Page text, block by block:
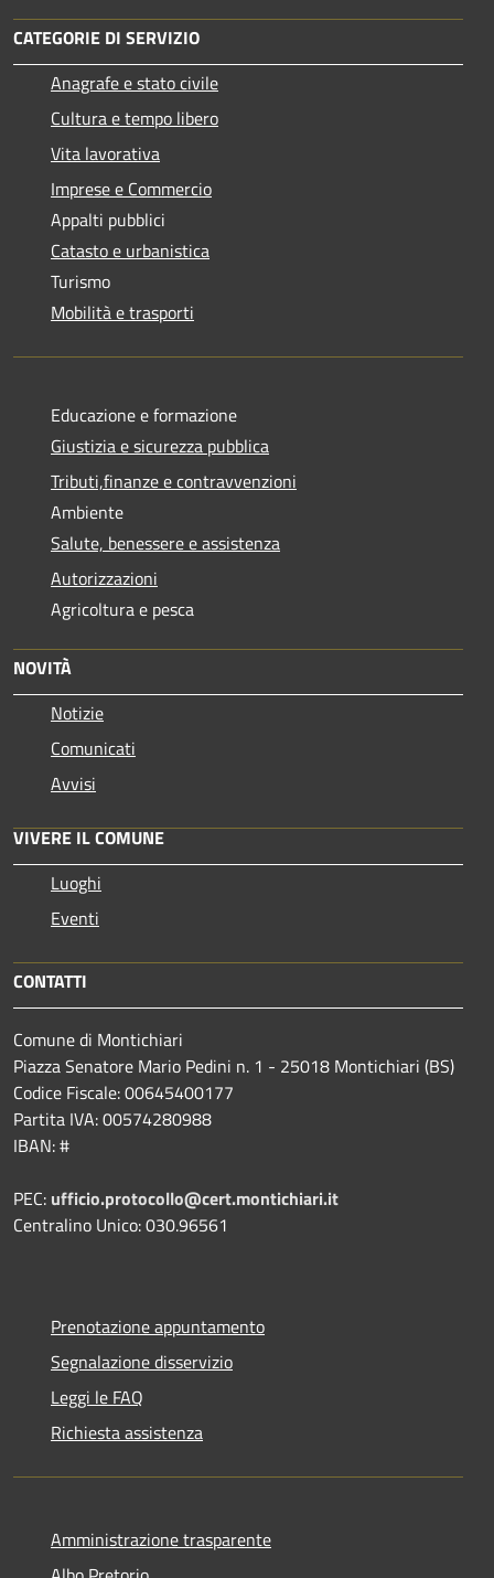
CATEGORIE DI SERVIZIO
Anagrafe e stato civile
Cultura e tempo libero
Vita lavorativa
Imprese e Commercio
Appalti pubblici
Catasto e urbanistica
Turismo
Mobilità e trasporti
Educazione e formazione
Giustizia e sicurezza pubblica
Tributi,finanze e contravvenzioni
Ambiente
Salute, benessere e assistenza
Autorizzazioni
Agricoltura e pesca
NOVITÀ
Notizie
Comunicati
Avvisi
VIVERE IL COMUNE
Luoghi
Eventi
CONTATTI
Comune di Montichiari
Piazza Senatore Mario Pedini n. 1 - 25018 Montichiari (BS)
Codice Fiscale: 00645400177
Partita IVA: 00574280988
IBAN: #
PEC: ufficio.protocollo@cert.montichiari.it
Centralino Unico: 030.96561
Prenotazione appuntamento
Segnalazione disservizio
Leggi le FAQ
Richiesta assistenza
Amministrazione trasparente